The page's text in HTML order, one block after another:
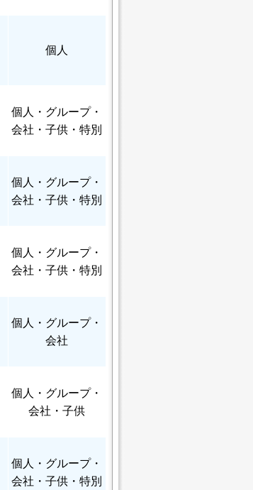
個人
個人
・グループ・
会社・子供・特別
個人
・グループ・
会社・子供・特別
個人
・グループ・
会社・子供・特別
個人
・グループ・
会社
個人
・グループ・
会社・子供
個人
・グループ・
会社・子供・特別